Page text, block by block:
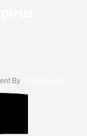
By